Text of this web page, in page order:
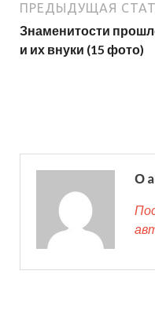
ПРЕДЫДУЩАЯ
Знаменитости
и их внуки (15 фото)
О